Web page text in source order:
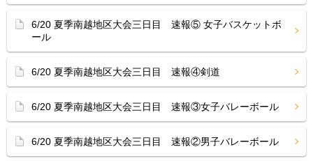
6/20 夏季南越地区大会三日目 速報⑤ 女子バスケットボ
ール
6/20 夏季南越地区大会三日目 速報④剣道
6/20 夏季南越地区大会三日目 速報③女子バレーボール
6/20 夏季南越地区大会三日目 速報②男子バレーボール